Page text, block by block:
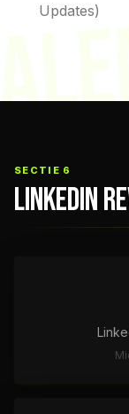
Updates)
SECTIE 6
LINKEDIN